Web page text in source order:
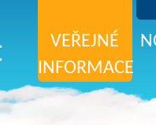
VEŘEJNÉ
INFORMACE